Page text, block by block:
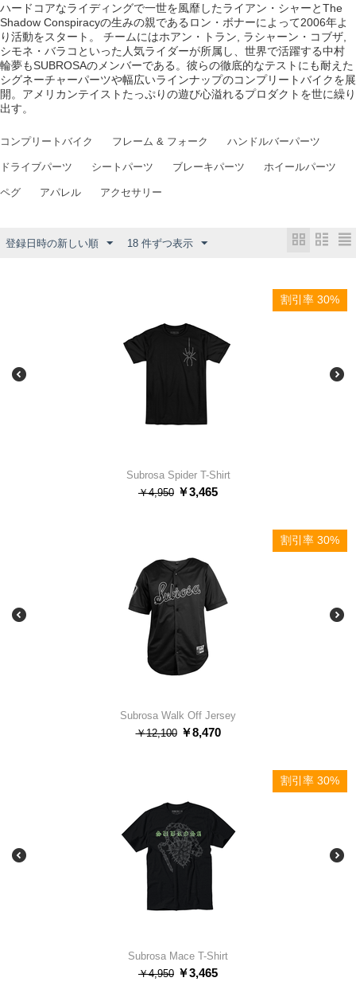
ハードコアなライディングで一世を風靡したライアン・シャーとThe
Shadow Conspiracyの生みの親であるロン・ボナーによって2006年よ
り活動をスタート。 チームにはホアン・トラン, ラシャーン・コブザ,
シモネ・バラコといった人気ライダーが所属し、世界で活躍する中村
輪夢もSUBROSAのメンバーである。彼らの徹底的なテストにも耐えた
シグネーチャーパーツや幅広いラインナップのコンプリートバイクを展
開。アメリカンテイストたっぷりの遊び心溢れるプロダクトを世に繰り
出す。
コンプリートバイク フレーム & フォーク ハンドルバーパーツ
ドライブパーツ シートパーツ ブレーキパーツ ホイールパーツ
ペグ アパレル アクセサリー
登録日時の新しい順 18 件ずつ表示
割引率 30%
Subrosa Spider T-Shirt
￥4,950 ￥3,465
割引率 30%
Subrosa Walk Off Jersey
￥12,100 ￥8,470
割引率 30%
Subrosa Mace T-Shirt
￥4,950 ￥3,465